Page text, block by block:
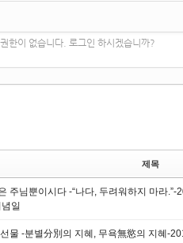
한이 없습니다. 로그인 하시겠습니까?
제목
주님뿐이시다 -“나다, 두려워하지 마라
일
물 -분별分別의 지혜, 무욕無慾의 지혜-